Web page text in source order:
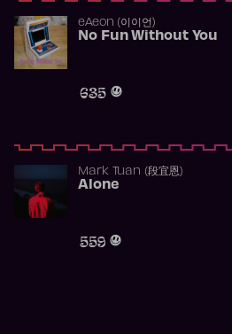
​eAeon (이이언)
No Fun Without You
635
Mark Tuan (段宜恩)
Alone
559